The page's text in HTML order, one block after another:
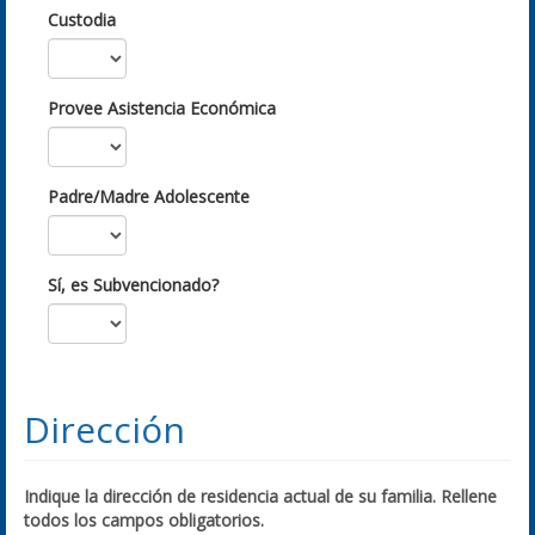
Custodia
Provee Asistencia Económica
Padre/Madre Adolescente
Sí, es Subvencionado?
Dirección
Indique la dirección de residencia actual de su familia. Rellene
todos los campos obligatorios.